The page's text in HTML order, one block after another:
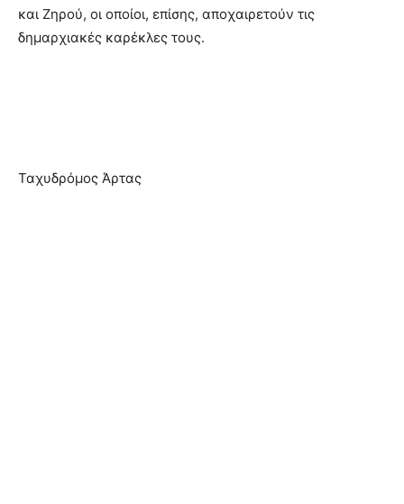
και Ζηρού, οι οποίοι, επίσης, αποχαιρετούν τις
δημαρχιακές καρέκλες τους.
Ταχυδρόμος Άρτας